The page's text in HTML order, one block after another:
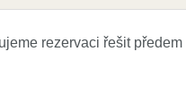
rezervaci řešit